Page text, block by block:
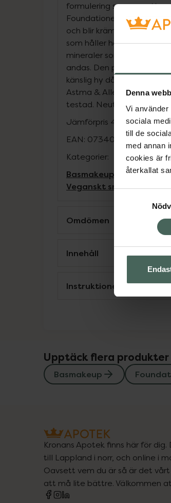
Denna
Vi använder
sociala
till de
med annan
cookies är
återkallat
formulering som ger ett
Foundationen appliceras
och blir krämig på huden
som håller hela dagen.
mineraler som vårdar
andas. Den passar alla
känslig hy då
Astma &
testad. Neutral light.
Jämförpris 47000 kr/kg
EAN: 07340074710348
Kategorier:
Basmakeup Foundation
Veganskt smink
Omdömen
Innehåll
Instruktioner
Upptäck flera produkter
Basmakeup
Kronans Apotek finns här för dig.
till Lappland i norr, och online i
Oavsett vem du är så är det
att må lite bättre. Välkommen